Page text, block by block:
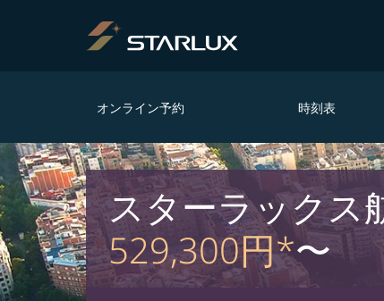
オンライン予約 時刻表
スターラックス
529,300円*〜